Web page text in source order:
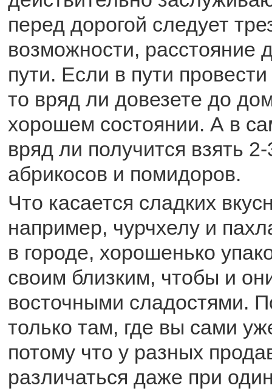
перед дорогой следует
возможности, расстояние
пути. Если в пути провести
то вряд ли довезете до
хорошем состоянии. А в
вряд ли получится взять
абрикосов и помидоров.
Что касается сладких
например, чурчхелу и
в городе, хорошенько
своим близким, чтобы и
восточными сладостями.
только там, где вы сами
потому что у разных
различаться даже при